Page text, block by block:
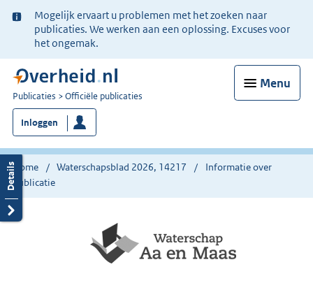
Ter
informatie:
Mogelijk ervaart u problemen met het zoeken naar
publicaties. We werken aan een oplossing. Excuses voor
het ongemak.
Menu
U
bent
nu
hier:
Publicaties Officiële publicaties
Inloggen
Home Waterschapsblad 2026, 14217
Informatie over
publicatie